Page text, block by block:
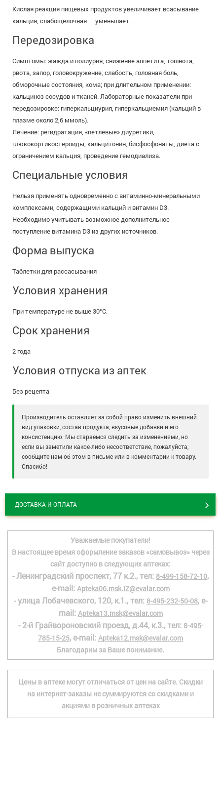
Кислая реакция пищевых продуктов увеличивает всасывание
кальция, слабощелочная — уменьшает.
Передозировка
Симптомы: жажда и полиурия, снижение аппетита, тошнота,
рвота, запор, головокружение, слабость, головная боль,
обморочные состояния, кома; при длительном применении:
кальциноз сосудов и тканей. Лабораторные показатели при
передозировке: гиперкальциурия, гиперкальциемия (кальций в
плазме около 2,6 ммоль).
Лечение: регидратация, «петлевые» диуретики,
глюкокортикостероиды, кальцитонин, бисфосфонаты, диета с
ограничением кальция, проведение гемодиализа.
Специальные условия
Нельзя применять одновременно с витаминно-минеральными
комплексами, содержащими кальций и витамин D3.
Необходимо учитывать возможное дополнительное
поступление витамина D3 из других источников.
Форма выпуска
Таблетки для рассасывания
Условия хранения
При температуре не выше 30°C.
Срок хранения
2 года
Условия отпуска из аптек
Без рецепта
Производитель оставляет за собой право изменить внешний
вид упаковки, состав продукта, вкусовые добавки и его
консистенцию. Мы стараемся следить за изменениями, но
если вы заметили какое-либо несоответствие, пожалуйста,
сообщите нам об этом в письме или в комментарии к товару.
Спасибо!
ДОСТАВКА И ОПЛАТА
Уважаемые покупатели!
В настоящее время оформление заказов «самовывоз» через
сайт доступно в следующих аптеках:
- Ленинградский проспект, 77 к.2., тел: 8-499-158-72-10,
e-mail: Apteka06.msk.IZ@evalar.com
- улица Лобачевского, 120, к.1., тел: 8-495-232-50-08, e-
mail: Apteka13.msk@evalar.com
- 2-й Грайвороновский проезд, д.44, к.3., тел: 8-495-
785-15-25, e-mail: Apteka12.msk@evalar.com
Благодарим за Ваше понимание.
Цены в аптеке могут отличаться от цен на сайте. Скидки
на интернет-заказы не суммируются со скидками и
акциями в розничных аптеках